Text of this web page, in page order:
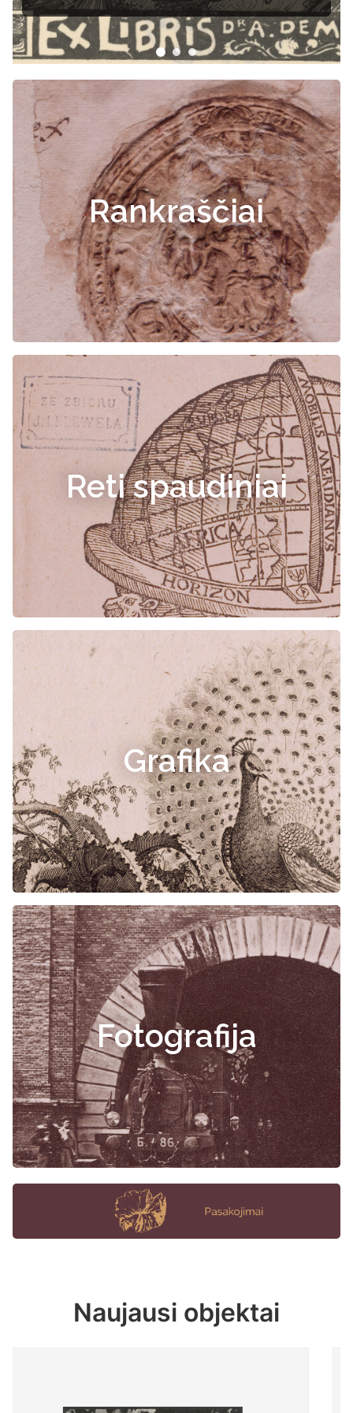
Rankraščiai
Reti spaudiniai
Grafika
Fotografija
Naujausi objektai